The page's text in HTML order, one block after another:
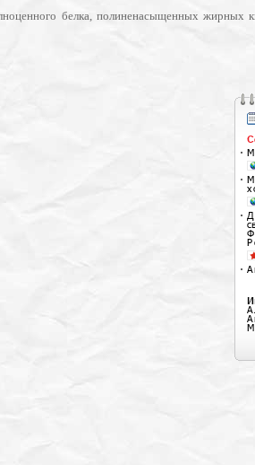
белка, полиненасыщенных жирных